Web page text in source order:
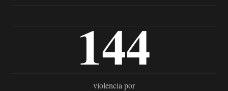
144
violencia por